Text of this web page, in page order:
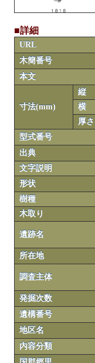
■詳細
URL
木簡番号
本文
寸法(mm)
縦
横
厚さ
型式番号
出典
文字説明
形状
樹種
木取り
遺跡名
所在地
調査主体
発掘次数
遺構番号
地区名
内容分類